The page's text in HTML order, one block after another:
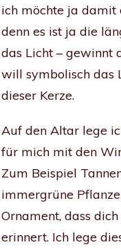
ich möchte ja damit
denn es ist ja die
das Licht – gewinnt
will symbolisch das
dieser Kerze.
Auf den Altar lege
für mich mit den
Zum Beispiel
immergrüne
Ornament, dass
erinnert. Ich lege